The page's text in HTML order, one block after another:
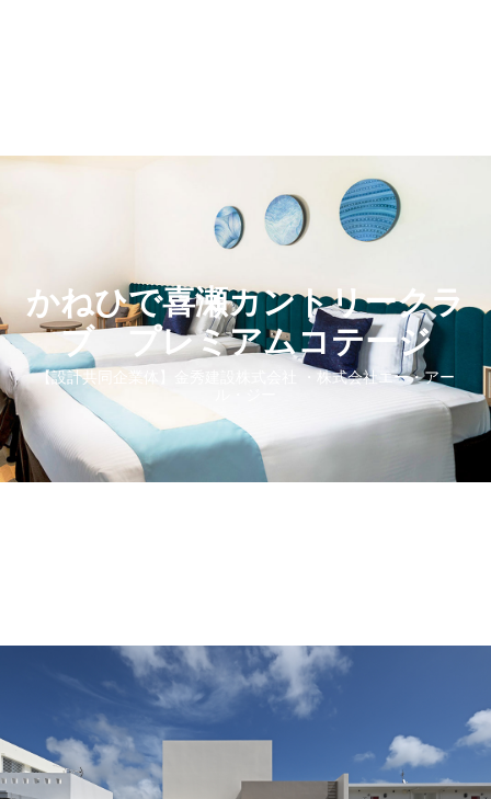
かねひで喜瀬カントリークラ
ブ プレミアムコテージ
【設計共同企業体】金秀建設株式会社 ・株式会社エー・アー